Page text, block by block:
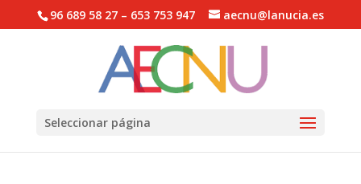
Abrir barra de herramientas
96 689 58 27 – 653 753 947 aecnu@lanucia.es
Seleccionar página